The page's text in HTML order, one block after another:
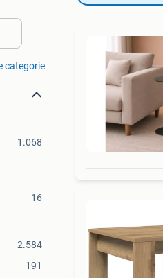
categorie
1.068
16
2.584
191